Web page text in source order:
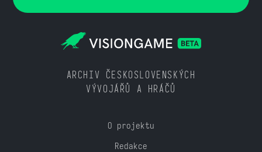
ARCHIV ČESKOSLOVENSKÝCH
VÝVOJÁŘŮ A HRÁČŮ
O projektu
Redakce